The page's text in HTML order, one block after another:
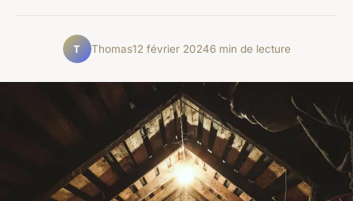
T Thomas12 février 20246 min de lecture